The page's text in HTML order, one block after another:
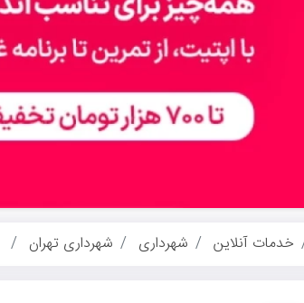
خدمات آنلاین شهرداری شهرداری تهران